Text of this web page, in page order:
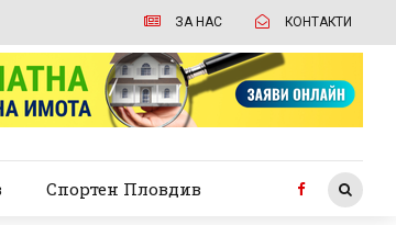
ЗА НАС КОНТАКТИ
Спортен Пловдив